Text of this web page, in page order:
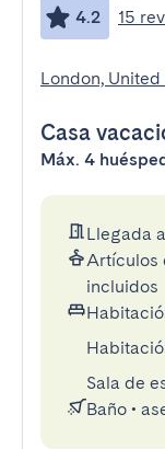
4.2 15
London,
Casa
Máx. 4
Llegada
Artículos
incluidos
Sala de
Baño •